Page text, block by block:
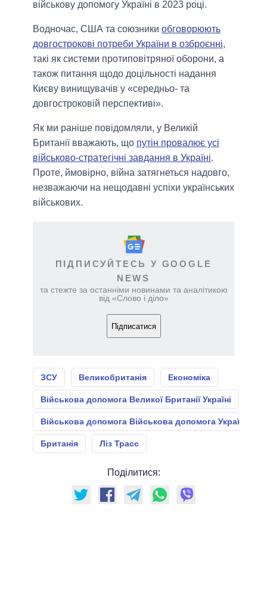
військову допомогу Україні в 2023 році.
Водночас, США та союзники обговорюють
довгострокові потреби України в озброєнні,
такі як системи протиповітряної оборони, а
також питання щодо доцільності надання
Києву винищувачів у «середньо- та
довгостроковій перспективі».
Як ми раніше повідомляли, у Великій
Британії вважають, що путін провалює усі
військово-стратегічні завдання в Україні.
Проте, ймовірно, війна затягнеться надовго,
незважаючи на нещодавні успіхи українських
військових.
ПІДПИСУЙТЕСЬ У GOOGLE
NEWS
та стежте за останніми новинами та аналітикою
від «Слово і діло»
Підписатися
ЗСУ Великобританія Економіка
Військова допомога Великої Британії Україні
Військова допомога Військова допомога Україні
Британія Ліз Трасс
Поділитися: